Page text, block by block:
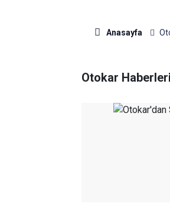
Anasayfa
Otokar Haberleri